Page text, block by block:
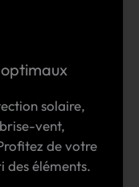
solaire,
vent,
de votre
des éléments.